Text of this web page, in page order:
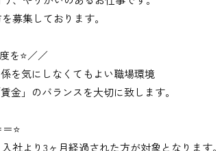
募集しております。
を⭐／／
を気にしなくてもよい職場環境
金」のバランスを大切に致します。
⭐
社より3ヶ月経過された方が対象となります。